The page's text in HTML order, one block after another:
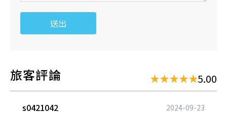
送出
旅客評論 5.00
s0421042 2024-09-23